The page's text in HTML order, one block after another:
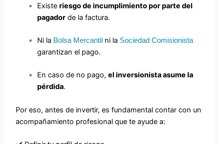
Existeriesgo de incumplimiento por parte del
pagador de la factura.
Ni la Bolsa Mercantil ni la Sociedad Comisionista
garantizan el pago.
En caso de no pago,el inversionista asume la
pérdida.
Por eso, antes de invertir, es fundamental contar con un
acompañamiento profesional que te ayude a: